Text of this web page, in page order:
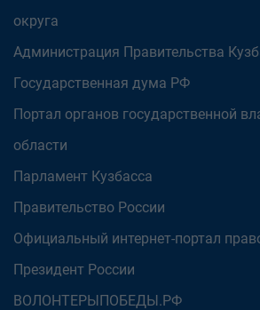
округа
Администрация Правительства
Государственная дума РФ
Портал органов государственной
области
Парламент Кузбасса
Правительство России
Официальный интернет-портал
Президент России
ВОЛОНТЕРЫПОБЕДЫ.РФ